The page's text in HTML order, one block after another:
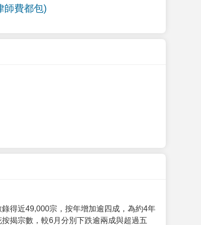
師費都包)
得近49,000宗，按年增加逾四成，為約4年
揭宗數，較6月分別下跌逾兩成與超過五